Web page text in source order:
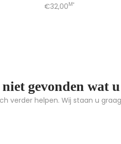
€32,00M²
gevonden wat
verder helpen. Wij staan u